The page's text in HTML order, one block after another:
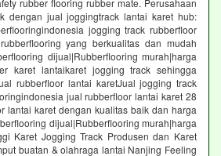
rubber flooring rubber mate. Perusahaan
dengan jual joggingtrack lantai karet hub:
jogging track rubberfloor
yang berkualitas dan mudah
dijual|Rubberflooring murah|harga
karet lantaikaret jogging track sehingga
rubberfloor lantai karetJual jogging track
jual rubberfloor lantai karet 28
lantai karet dengan kualitas baik dan harga
dijual|Rubberflooring murah|harga
Karet Jogging Track Produsen dan Karet
buatan & olahraga lantai Nanjing Feeling